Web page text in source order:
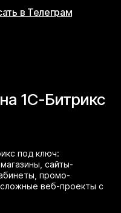
в Телеграм
1С-Битрикс
под ключ:
сайты-
промо-
веб-проекты с